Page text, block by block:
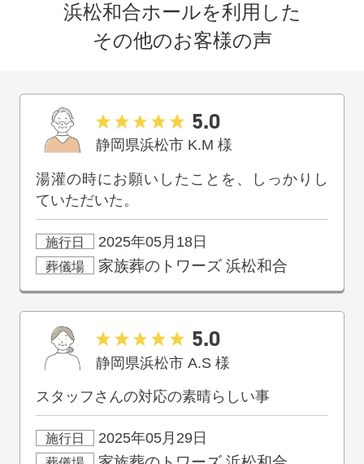
浜松和合ホールを利用した
その他のお客様の声
静岡県浜松市 K.M様
5.0
施行日 2025年05月18日
湯灌の時にお願いしたことを、しっかりし
ていただいた。
葬儀場 家族葬のトワーズ 浜松和合
静岡県浜松市 A.S様
5.0
施行日 2025年05月29日
スタッフさんの対応の素晴らしい事